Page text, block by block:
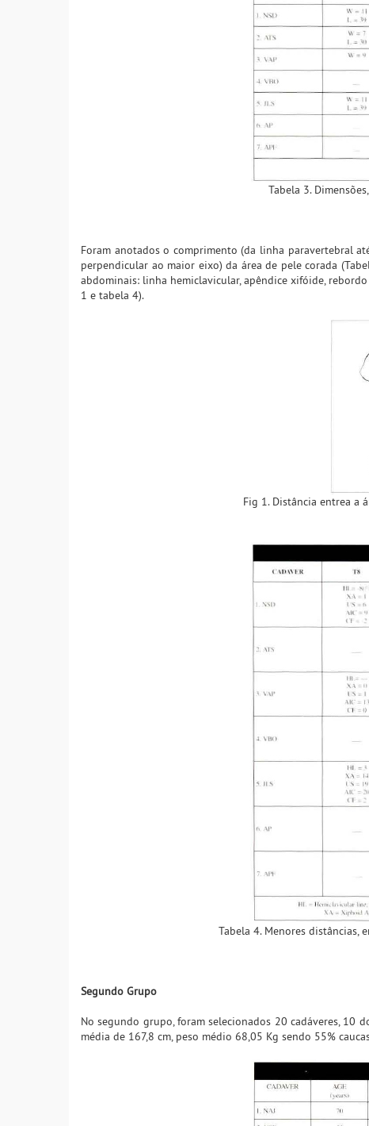
Tabela 3.
Foram anotados o comprimento (da linha paravertebral
perpendicular ao maior eixo) da área de pele corada
abdominais: linha hemiclavicular, apêndice xifóide,
1 e tabela 4).
Fig 1. Distância entrea a
Tabela 4. Menores distâncias,
Segundo Grupo
No segundo grupo, foram selecionados 20 cadáveres, 10
média de 167,8 cm, peso médio 68,05 Kg sendo 55%